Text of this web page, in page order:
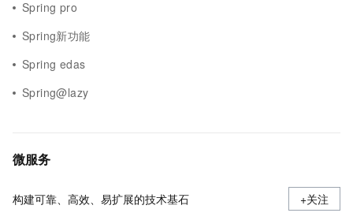
Spring pro
Spring新功能
Spring edas
Spring@lazy
微服务
构建可靠、高效、易扩展的技术基石 +关注